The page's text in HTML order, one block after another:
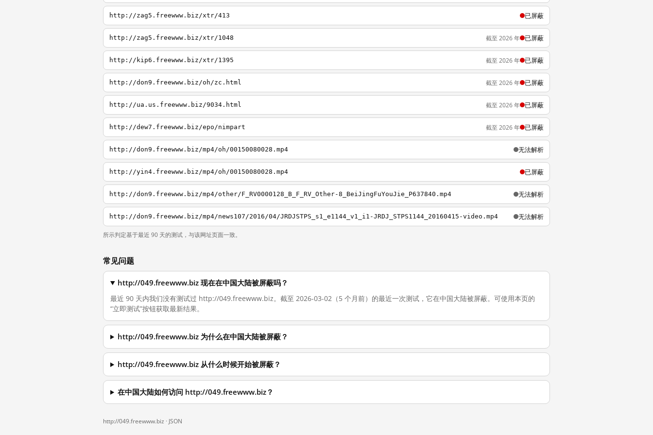
http://zag5.freewww.biz/xtr/413 已屏蔽
http://zag5.freewww.biz/xtr/1048 截至 2026 年 已屏蔽
http://kip6.freewww.biz/xtr/1395 截至 2026 年 已屏蔽
http://don9.freewww.biz/oh/zc.html 截至 2026 年 已屏蔽
http://ua.us.freewww.biz/9034.html 截至 2026 年 已屏蔽
http://dew7.freewww.biz/epo/nimpart 截至 2026 年 已屏蔽
http://don9.freewww.biz/mp4/oh/00150080028.mp4 无法解析
http://yin4.freewww.biz/mp4/oh/00150080028.mp4 已屏蔽
http://don9.freewww.biz/mp4/other/F_RV0000128_B_F_RV_Other-8_BeiJingFuYouJie_P637840.mp4 无法解析
http://don9.freewww.biz/mp4/news107/2016/04/JRDJSTPS_s1_e1144_v1_i1-JRDJ_STPS1144_20160415-video.mp4 无法解析
所示判定基于最近 90 天的测试，与该网址页面一致。
常见问题
http://049.freewww.biz 现在在中国大陆被屏蔽吗？
最近 90 天内我们没有测试过 http://049.freewww.biz。截至 2026-03-02（5 个月前）的最近一次测试，它在中国大陆被屏蔽。可使用本页的
“立即测试”按钮获取最新结果。
http://049.freewww.biz 为什么在中国大陆被屏蔽？
http://049.freewww.biz 从什么时候开始被屏蔽？
在中国大陆如何访问 http://049.freewww.biz？
http://049.freewww.biz · JSON